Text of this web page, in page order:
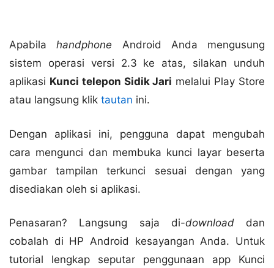
Apabilahandphone Android Anda mengusung
sistem operasi versi 2.3 ke atas, silakan unduh
aplikasi Kunci telepon Sidik Jari melalui Play Store
atau langsung klik tautan ini.
Dengan aplikasi ini, pengguna dapat mengubah
cara mengunci dan membuka kunci layar beserta
gambar tampilan terkunci sesuai dengan yang
disediakan oleh si aplikasi.
Penasaran? Langsung saja di-downloaddan
cobalah di HP Android kesayangan Anda. Untuk
tutorial lengkap seputar penggunaan app Kunci